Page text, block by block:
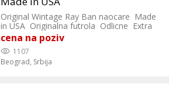
Original Wintage Ray Ban naocare Made
in USA Originalna futrola Odlicne Extra
classe
cena na poziv
1107
Beograd, Srbija